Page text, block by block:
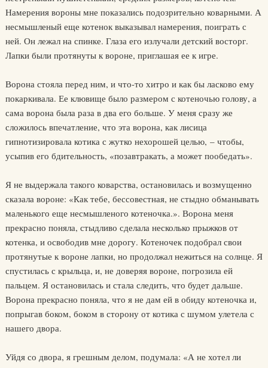
Намерения вороны мне показались подозрительно коварными. А
несмышленый еще котенок выказывал намерения, поиграть с
ней. Он лежал на спинке. Глаза его излучали детский восторг.
Лапки были протянуты к вороне, приглашая ее к игре.
Ворона стояла перед ним, и что-то хитро и как бы ласково ему
покаркивала. Ее клювище было размером с котеночью голову, а
сама ворона была раза в два его больше. У меня сразу же
сложилось впечатление, что эта ворона, как лисица
гипнотизировала котика с жутко нехорошей целью, – чтобы,
усыпив его бдительность, «позавтракать, а может пообедать».
Я не выдержала такого коварства, остановилась и возмущенно
сказала вороне: «Как тебе, бессовестная, не стыдно обманывать
маленького еще несмышленого котеночка.». Ворона меня
прекрасно поняла, стыдливо сделала несколько прыжков от
котенка, и освободив мне дорогу. Котеночек подобрал свои
протянутые к вороне лапки, но продолжал нежиться на солнце. Я
спустилась с крыльца, и, не доверяя вороне, погрозила ей
пальцем. Я остановилась и стала следить, что будет дальше.
Ворона прекрасно поняла, что я не дам ей в обиду котеночка и,
попрыгав боком, боком в сторону от котика с шумом улетела с
нашего двора.
Уйдя со двора, я грешным делом, подумала: «А не хотел ли